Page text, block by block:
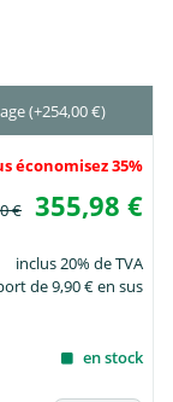
(+254,00 €)
économisez 35%
€ 355,98 €
inclus 20% de TVA
de 9,90 € en sus
en stock